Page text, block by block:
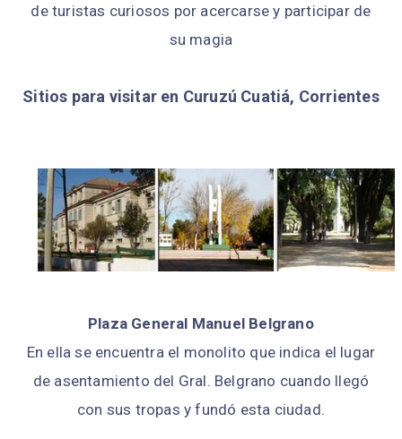
de turistas curiosos por acercarse y participar de
su magia
Sitios para visitar en Curuzú Cuatiá, Corrientes
Plaza General Manuel Belgrano
En ella se encuentra el monolito que indica el lugar
de asentamiento del Gral. Belgrano cuando llegó
con sus tropas y fundó esta ciudad.